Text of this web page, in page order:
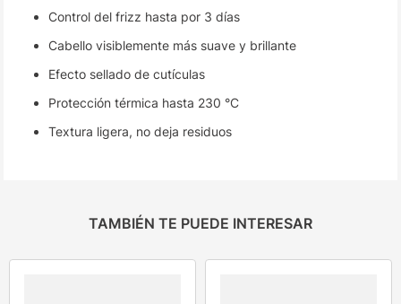
Control del frizz hasta por 3 días
Cabello visiblemente más suave y brillante
Efecto sellado de cutículas
Protección térmica hasta 230 °C
Textura ligera, no deja residuos
TAMBIÉN TE PUEDE INTERESAR